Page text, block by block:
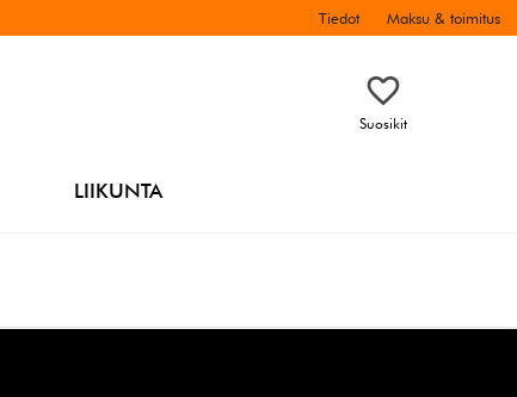
Tiedot Maksu & toimitus
Suosikit
LIIKUNTA